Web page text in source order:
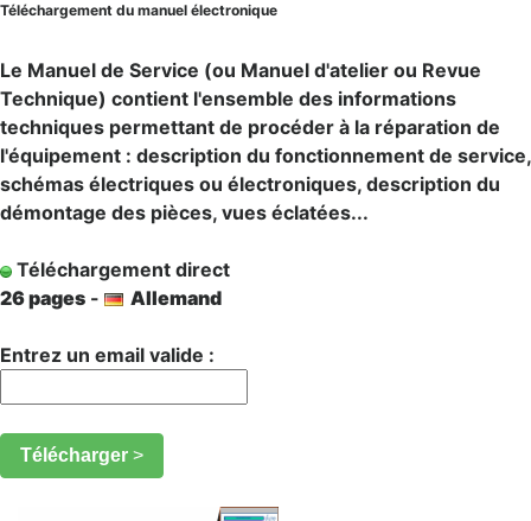
Téléchargement du manuel électronique
Le Manuel de Service (ou Manuel d'atelier ou Revue
Technique) contient l'ensemble des informations
techniques permettant de procéder à la réparation de
l'équipement : description du fonctionnement de service,
schémas électriques ou électroniques, description du
démontage des pièces, vues éclatées...
Téléchargement direct
26 pages - Allemand
Entrez un email valide :
Télécharger >